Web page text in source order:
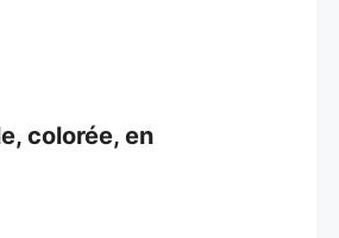
colorée, en